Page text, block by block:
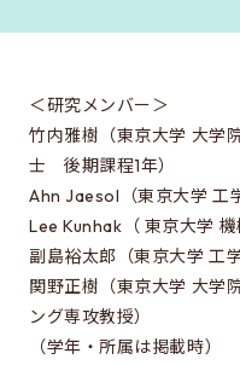
入試案内書 / 出願サイ
案内書、修論/博論研
試験科目に関する情報
大学院入試のQ&A
EEISを目指す方へ
所属学生の声
＜研究メンバー＞
竹内雅樹（東京大学 大学
士 後期課程1年）
Ahn Jaesol（東京大学 工
Lee Kunhak（ 東京大学
副島裕太郎（東京大学 工
関野正樹（東京大学 大学
ング専攻教授）
（学年・所属は掲載時）